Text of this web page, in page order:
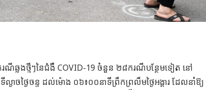
លងថ្មីៗនៃជំងឺ COVID-19 ចំនួន ២៨ករណីបន្ថែមទៀត នៅ
ចថ្ងៃចន្ទ ដល់ម៉ោង ០៦៖០០នាទីព្រឹកព្រលឹមថ្ងៃអង្គារ ដែលនាំឱ្យ